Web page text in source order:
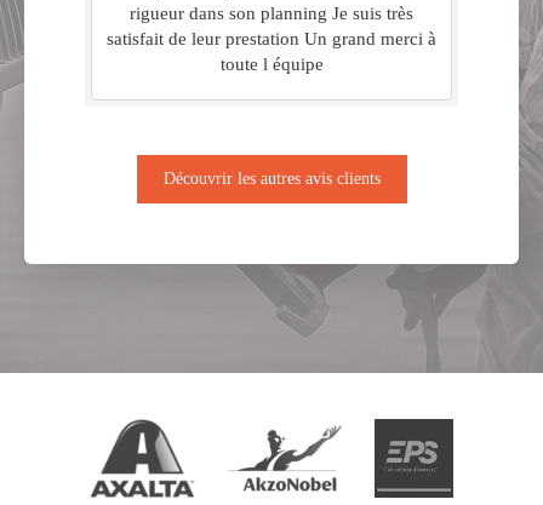
rigueur dans son planning Je suis très
satisfait de leur prestation Un grand merci à
toute l équipe
Découvrir les autres avis clients